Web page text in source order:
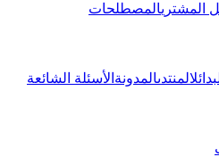
المشتريالمصطلحات
المنتدىالمدونة الأسئلة الشائعة